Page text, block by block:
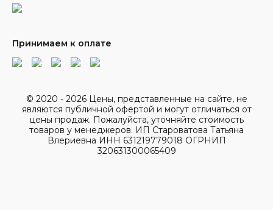
Принимаем к оплате
© 2020 - 2026 Цены, представленные на сайте, не
являются публичной офертой и могут отличаться от
цены продаж. Пожалуйста, уточняйте стоимость
товаров у менеджеров. ИП Староватова Татьяна
Влериевна ИНН 631219779018 ОГРНИП
320631300065409